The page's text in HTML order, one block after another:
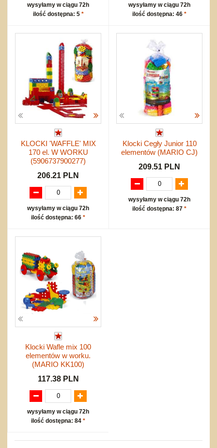
wysyłamy w ciągu 72h
ilość dostępna: 5 *
wysyłamy w ciągu 72h
ilość dostępna: 46 *
KLOCKI 'WAFFLE' MIX
170 el. W WORKU
(5906737900277)
206.21 PLN
wysyłamy w ciągu 72h
ilość dostępna: 66 *
Klocki Cegły Junior 110
elementów (MARIO CJ)
209.51 PLN
wysyłamy w ciągu 72h
ilość dostępna: 87 *
Klocki Wafle mix 100
elementów w worku.
(MARIO KK100)
117.38 PLN
wysyłamy w ciągu 72h
ilość dostępna: 84 *